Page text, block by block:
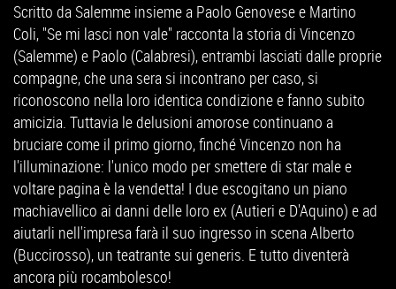
Scritto da Salemme insieme a Paolo Genovese e Martino
Coli, "Se mi lasci non vale" racconta la storia di Vincenzo
(Salemme) e Paolo (Calabresi), entrambi lasciati dalle proprie
compagne, che una sera si incontrano per caso, si
riconoscono nella loro identica condizione e fanno subito
amicizia. Tuttavia le delusioni amorose continuano a
bruciare come il primo giorno, finché Vincenzo non ha
l'illuminazione: l'unico modo per smettere di star male e
voltare pagina è la vendetta! I due escogitano un piano
machiavellico ai danni delle loro ex (Autieri e D'Aquino) e ad
aiutarli nell'impresa farà il suo ingresso in scena Alberto
(Buccirosso), un teatrante sui generis. E tutto diventerà
ancora più rocambolesco!